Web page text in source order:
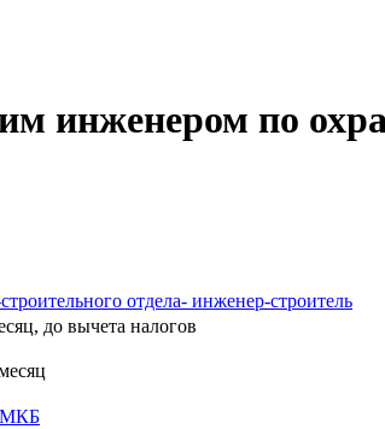
инженером по
отдела- инженер-строитель
до вычета налогов
МКБ